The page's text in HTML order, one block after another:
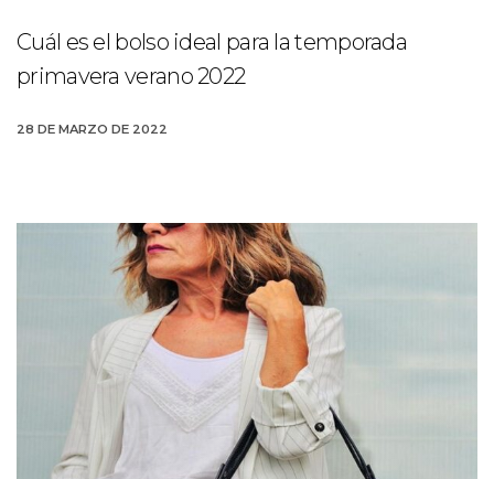
Cuál es el bolso ideal para la temporada
primavera verano 2022
28 DE MARZO DE 2022